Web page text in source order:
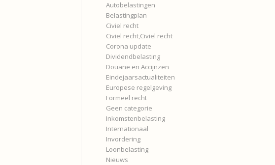
Autobelastingen
Belastingplan
Civiel recht
Civiel recht,Civiel recht
Corona update
Dividendbelasting
Douane en Accijnzen
Eindejaarsactualiteiten
Europese regelgeving
Formeel recht
Geen categorie
Inkomstenbelasting
Internationaal
Invordering
Loonbelasting
Nieuws